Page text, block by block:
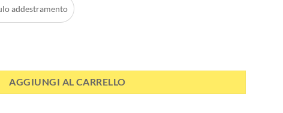
addestramento
AGGIUNGI AL CARRELLO